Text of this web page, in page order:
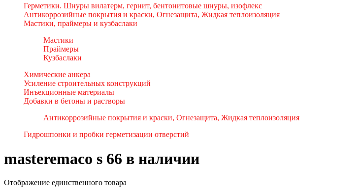
Герметики. Шнуры вилатерм, гернит, бентонитовые шнуры, изофлекс
Антикоррозийные покрытия и краски, Огнезащита, Жидкая теплоизоляция
Мастики, праймеры и кузбаслаки
Мастики
Праймеры
Кузбаслаки
Химические анкера
Усиление строительных конструкций
Инъекционные материалы
Добавки в бетоны и растворы
Антикоррозийные покрытия и краски, Огнезащита, Жидкая теплоизоляция
Гидрошпонки и пробки герметизации отверстий
masteremaco s 66 в наличии
Отображение единственного товара